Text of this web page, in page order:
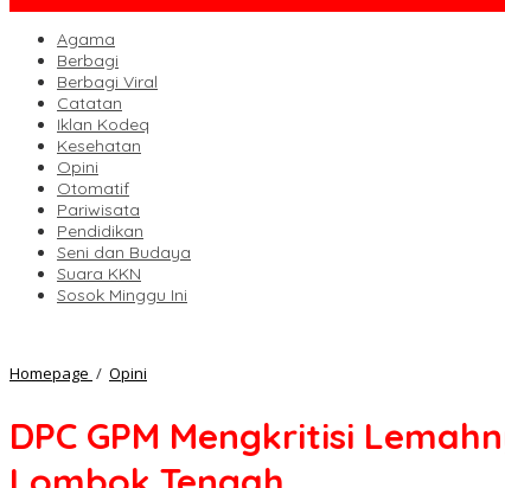
Agama
Berbagi
Berbagi Viral
Catatan
Iklan Kodeq
Kesehatan
Opini
Otomatif
Pariwisata
Pendidikan
Seni dan Budaya
Suara KKN
Sosok Minggu Ini
Homepage / Opini
Lemahnya
Kepengawasan
Pemilu
DPC GPM Mengkritisi